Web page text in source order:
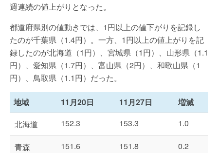
週連続の値上がりとなった。
都道府県別の値動きでは、1円以上の値下がりを記録し
たのが千葉県（1.4円）。一方、1円以上の値上がりを記
録したのが北海道（1円）、宮城県（1円）、山形県（1.1
円）、愛知県（1.7円）、富山県（2円）、和歌山県（1
円）、鳥取県（1.1円）だった。
地域 11月20日 11月27日
増減
北海道
152.3 153.3 1.0
青森 151.6 151.8 0.2